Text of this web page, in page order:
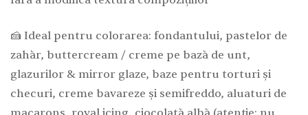
🍰 Ideal pentru colorarea: fondantului, pastelor de
zahăr, buttercream / creme pe bază de unt,
glazurilor & mirror glaze, baze pentru torturi și
checuri, creme bavareze și semifreddo, aluaturi de